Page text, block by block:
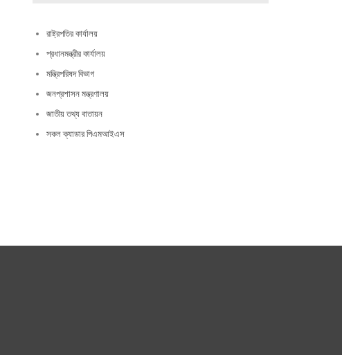
রাষ্ট্রপতির কার্যালয়
প্রধানমন্ত্রীর কার্যালয়
মন্ত্রিপরিষদ বিভাগ
জনপ্রশাসন মন্ত্রণালয়
জাতীয় তথ্য বাতায়ন
সকল ক্যাডার পিএমআইএস